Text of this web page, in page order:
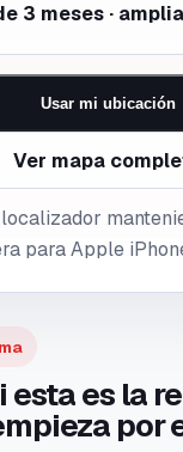
3 meses ·
Usar mi ubicación
Ver mapa
para Apple
esta es la
por